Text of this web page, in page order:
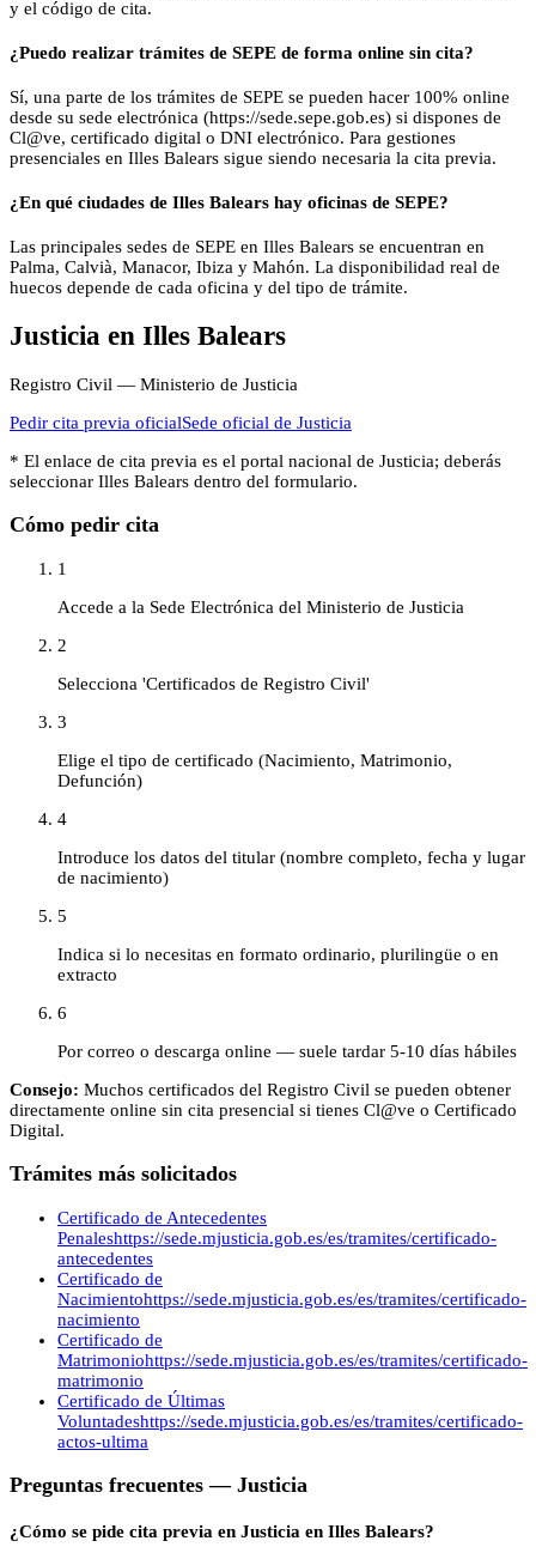
y el código de cita.
¿Puedo realizar trámites de SEPE de forma online sin cita?
Sí, una parte de los trámites de SEPE se pueden hacer 100% online
desde su sede electrónica (https://sede.sepe.gob.es) si dispones de
Cl@ve, certificado digital o DNI electrónico. Para gestiones
presenciales en Illes Balears sigue siendo necesaria la cita previa.
¿En qué ciudades de Illes Balears hay oficinas de SEPE?
Las principales sedes de SEPE en Illes Balears se encuentran en
Palma, Calvià, Manacor, Ibiza y Mahón. La disponibilidad real de
huecos depende de cada oficina y del tipo de trámite.
Justicia en Illes Balears
Registro Civil — Ministerio de Justicia
Pedir cita previa oficialSede oficial de Justicia
* El enlace de cita previa es el portal nacional de Justicia; deberás
seleccionar Illes Balears dentro del formulario.
Cómo pedir cita
1
Accede a la Sede Electrónica del Ministerio de Justicia
2
Selecciona 'Certificados de Registro Civil'
3
Elige el tipo de certificado (Nacimiento, Matrimonio,
Defunción)
4
Introduce los datos del titular (nombre completo, fecha y lugar
de nacimiento)
5
Indica si lo necesitas en formato ordinario, plurilingüe o en
extracto
6
Por correo o descarga online — suele tardar 5-10 días hábiles
Consejo: Muchos certificados del Registro Civil se pueden obtener
directamente online sin cita presencial si tienes Cl@ve o Certificado
Digital.
Trámites más solicitados
Certificado de Antecedentes
Penaleshttps://sede.mjusticia.gob.es/es/tramites/certificado-
antecedentes
Certificado de
Nacimientohttps://sede.mjusticia.gob.es/es/tramites/certificado-
nacimiento
Certificado de
Matrimoniohttps://sede.mjusticia.gob.es/es/tramites/certificado-
matrimonio
Certificado de Últimas
Voluntadeshttps://sede.mjusticia.gob.es/es/tramites/certificado-
actos-ultima
Preguntas frecuentes — Justicia
¿Cómo se pide cita previa en Justicia en Illes Balears?